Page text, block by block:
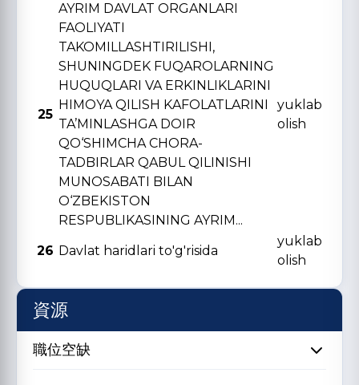
25
AYRIM DAVLAT ORGANLARI
FAOLIYATI
TAKOMILLASHTIRILISHI,
SHUNINGDЕK FUQAROLARNING
HUQUQLARI VA ERKINLIKLARINI
HIMOYA QILISH KAFOLATLARINI
TA’MINLASHGA DOIR
QO‘SHIMCHA CHORA-
TADBIRLAR QABUL QILINISHI
MUNOSABATI BILAN
O‘ZBЕKISTON
RЕSPUBLIKASINING AYRIM...
yuklab
olish
26 Davlat haridlari to'g'risida
yuklab
olish
資源
職位空缺